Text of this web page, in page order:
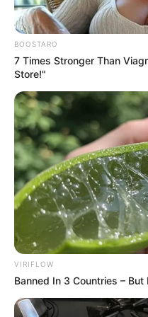
ΔΙΕΘΝΗ
“ΠΟΣΕΙΔΩΝ”: ΤΟ
ΠΥΡΗΝΙΚΟ ΟΠΛΟ
ΠΟΛΕΜΙΚΗΣ
“ΠΟΣΕΙΔΩΝ”: ΤΟ ΝΕΟ
ΡΩΣΙΚΗΣ ΠΟΛΕΜΙΚΗΣ
ΜΕΓΕΘΟΣ ΛΕΩΦΟΡΕΙΟΥ
ΤΟ ΡΩΣΙΚΌ ΝΑΥΤΙΚΌ
BOOSTARO
7 Times Stronger Than
Store!"
VIRIFLOW
Banned In 3 Countries –